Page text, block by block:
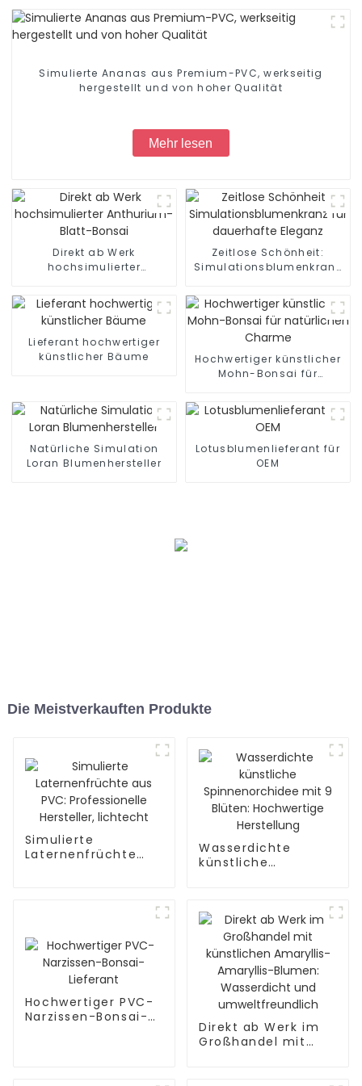
Simulierte Ananas aus Premium-PVC, werkseitig
hergestellt und von hoher Qualität
Mehr lesen
Direkt ab Werk
hochsimulierter
Zeitlose Schönheit:
Simulationsblumenkranz
Lieferant hochwertiger
künstlicher Bäume
Hochwertiger künstlicher
Mohn-Bonsai für
Natürliche Simulation
Loran Blumenhersteller
Lotusblumenlieferant für
OEM
Die Meistverkauften Produkte
Simulierte
Laternenfrüchte
Wasserdichte
künstliche
Herstellung
Hochwertiger PVC-
Narzissen-Bonsai-
Direkt ab Werk im
Großhandel mit